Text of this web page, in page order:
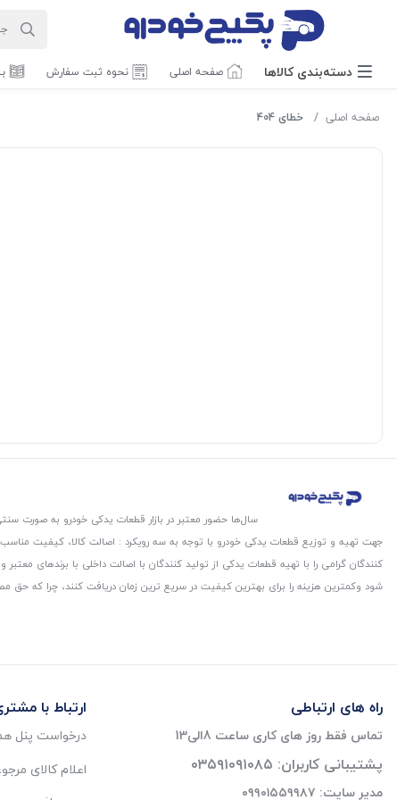
دسته‌بندی‌ کالاها صفحه اصلی نحوه ثبت سفارش
صفحه اصلی خطای 404
سال‌ها حضور معتبر در بازار قطعات یدکی خودرو به صورت
جهت تهیه و توزیع قطعات یدکی خودرو با توجه به سه رویکرد : اصالت کالا، کیفیت
کنندگان گرامی را با تهیه قطعات یدکی از تولید کنندگان با اصالت داخلی با برندهای
شود و‌کمترین هزینه را برای بهترین کیفیت در سریع ترین زمان دریافت کنند، چرا که
راه های ارتباطی
تماس فقط روز های کاری ساعت 8الی13
پشتیبانی کاربران: ۰۳۵۹۱۰۹۱۰۸۵
مدیر سایت: ۰۹۹۰۱۵۵۹۹۸۷
ارتباط با
درخواست پنل
اعلام کالای